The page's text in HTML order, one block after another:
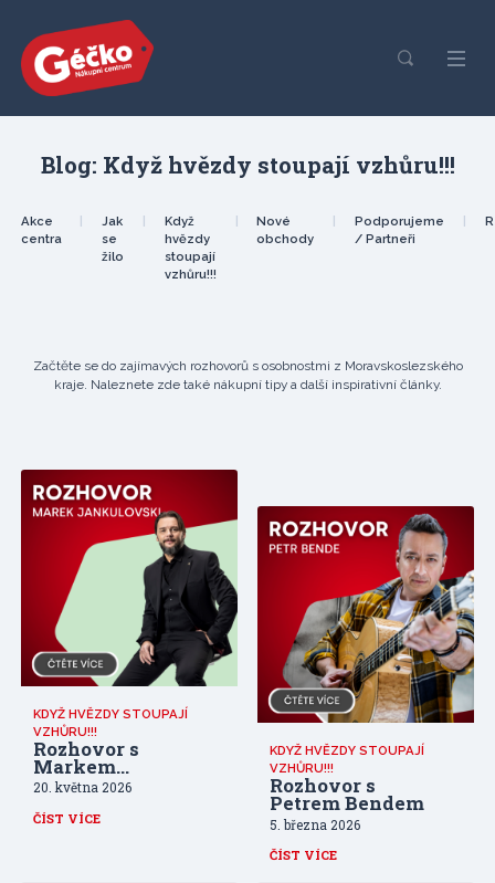
Blog: Když hvězdy stoupají vzhůru!!!
Akce
centra
Jak
se
žilo
Když
hvězdy
stoupají
vzhůru!!!
Nové
obchody
Podporujeme
/ Partneři
Začtěte se do zajímavých rozhovorů s osobnostmi z Moravskoslezského
kraje. Naleznete zde také nákupní tipy a další inspirativní články.
KDYŽ HVĚZDY STOUPAJÍ
VZHŮRU!!!
Rozhovor s
Markem
Jankulovskim
20. května 2026
ČÍST VÍCE
KDYŽ HVĚZDY STOUPAJÍ
VZHŮRU!!!
Rozhovor s
Petrem Bendem
5. března 2026
ČÍST VÍCE